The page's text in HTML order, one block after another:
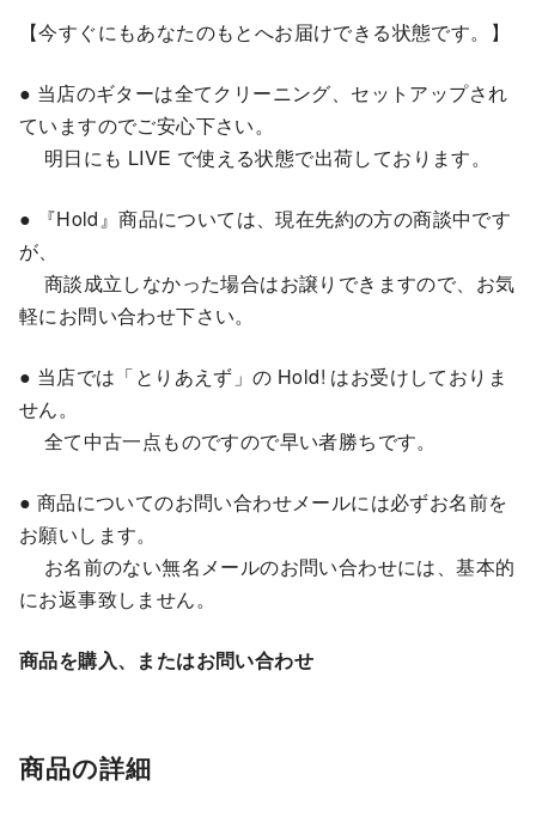
【今すぐにもあなたのもとへお届けできる状態です。】
● 当店のギターは全てクリーニング、セットアップされ
ていますのでご安心下さい。
明日にも LIVE で使える状態で出荷しております。
● 『Hold』商品については、現在先約の方の商談中です
が、
商談成立しなかった場合はお譲りできますので、お気
軽にお問い合わせ下さい。
● 当店では「とりあえず」の Hold! はお受けしておりま
せん。
全て中古一点ものですので早い者勝ちです。
● 商品についてのお問い合わせメールには必ずお名前を
お願いします。
お名前のない無名メールのお問い合わせには、基本的
にお返事致しません。
商品を購入、またはお問い合わせ
商品の詳細